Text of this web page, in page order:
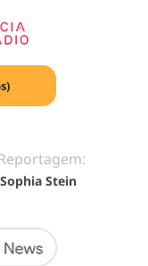
Sophia Stein